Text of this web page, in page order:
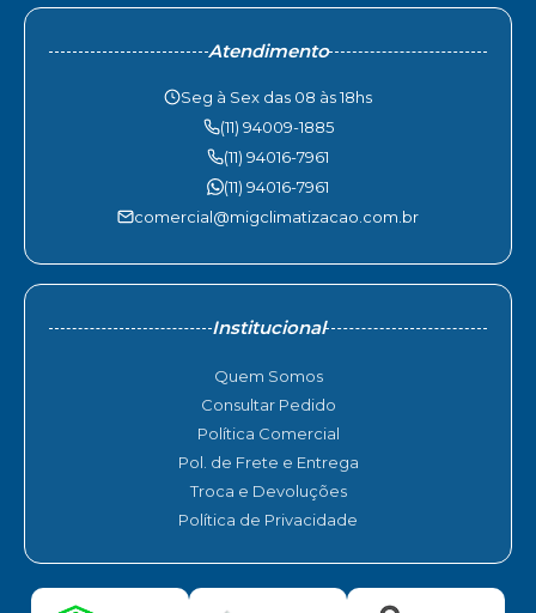
Atendimento
Seg à Sex das 08 às 18hs
(11) 94009-1885
(11) 94016-7961
(11) 94016-7961
comercial@migclimatizacao.com.br
Institucional
Quem Somos
Consultar Pedido
Política Comercial
Pol. de Frete e Entrega
Troca e Devoluções
Política de Privacidade